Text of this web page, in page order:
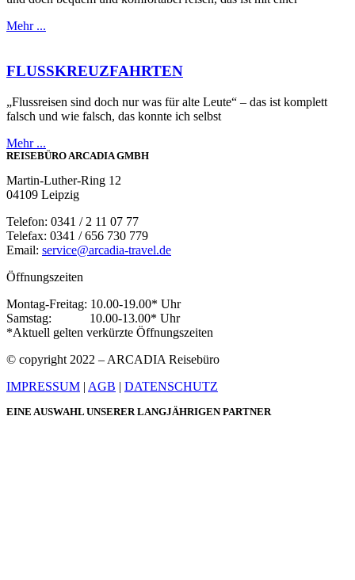
Mehr ...
FLUSSKREUZFAHRTEN
„Flussreisen sind doch nur was für alte Leute“ – das ist komplett
falsch und wie falsch, das konnte ich selbst
Mehr ...
REISEBÜRO ARCADIA GMBH
Martin-Luther-Ring 12
04109 Leipzig
Telefon: 0341 / 2 11 07 77
Telefax: 0341 / 656 730 779
Email: service@arcadia-travel.de
Öffnungszeiten
Montag-Freitag: 10.00-19.00* Uhr
Samstag: 10.00-13.00* Uhr
*Aktuell gelten verkürzte Öffnungszeiten
© copyright 2022 – ARCADIA Reisebüro
IMPRESSUM | AGB | DATENSCHUTZ
EINE AUSWAHL UNSERER LANGJÄHRIGEN PARTNER